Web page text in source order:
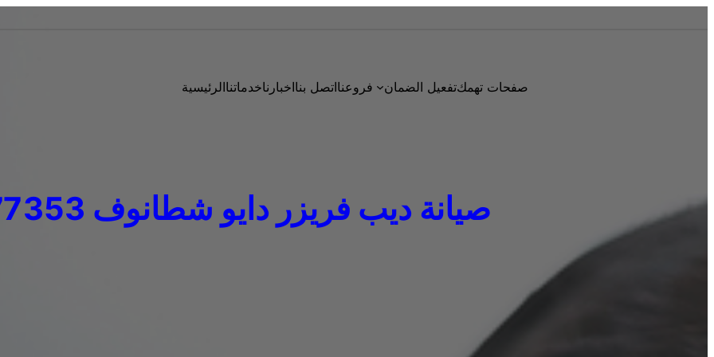
الرئيسيةخدماتنااخبارنااتصل بنافروعنا تفعيل الضمانصفحات تهمك
صيانة ديب فريزر دايو شطانوف 01283377353